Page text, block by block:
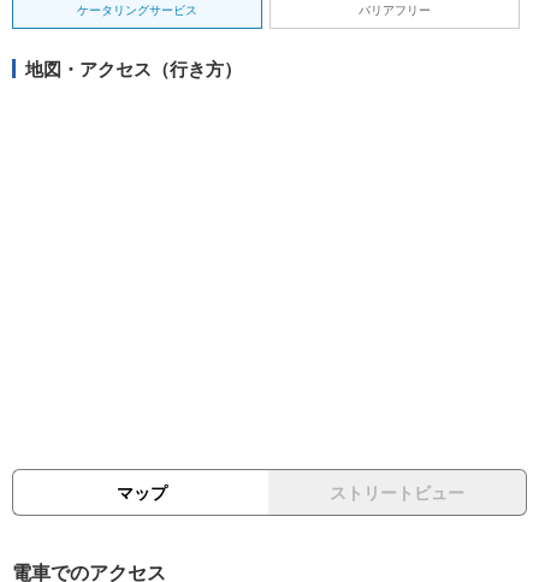
ケータリングサービス バリアフリー
地図・アクセス（行き方）
マップ ストリートビュー
電車でのアクセス